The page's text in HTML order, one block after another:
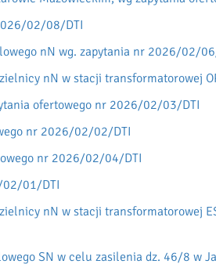
02/08/DTI
nN wg. zapytania nr 2026/02/
nN w stacji transformatorowej
ofertowego nr 2026/02/03/DTI
nr 2026/02/02/DTI
nr 2026/02/04/DTI
02/01/DTI
nN w stacji transformatorowej
SN w celu zasilenia dz. 46/8 w